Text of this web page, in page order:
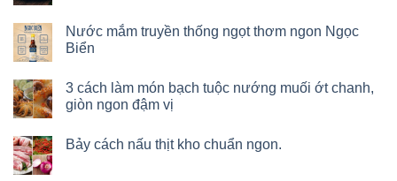
Nước mắm truyền thống ngọt thơm ngon Ngọc
Biển
3 cách làm món bạch tuộc nướng muối ớt chanh,
giòn ngon đậm vị
Bảy cách nấu thịt kho chuẩn ngon.